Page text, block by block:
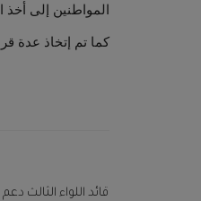
المواطنين إلى
كما تم إتخاذ عدة
قائد اللواء الثالث